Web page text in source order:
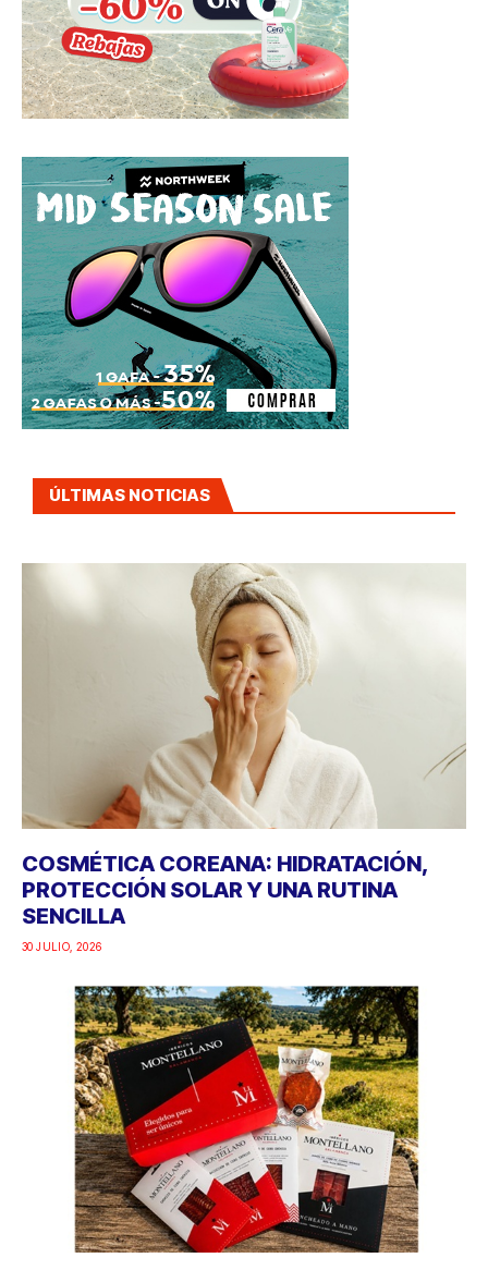
ÚLTIMAS NOTICIAS
COSMÉTICA COREANA: HIDRATACIÓN,
PROTECCIÓN SOLAR Y UNA RUTINA
SENCILLA
30 JULIO, 2026